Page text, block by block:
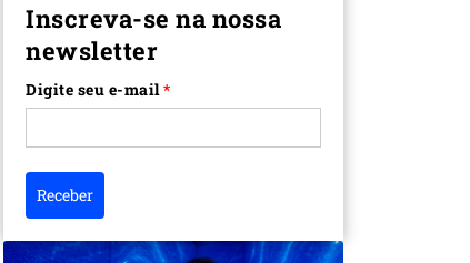
Inscreva-se na nossa
newsletter
Digite seu e-mail*
Receber